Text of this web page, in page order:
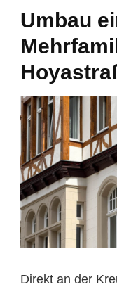
Umbau
Direkt an der